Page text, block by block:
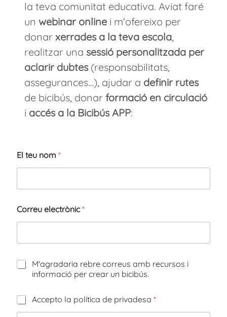
la teva comunitat educativa. Aviat faré
unwebinar online i m'ofereixo per
donarxerrades a la teva escola,
realitzar una sessió personalitzada per
aclarir dubtes(responsabilitats,
assegurances…), ajudar a definir rutes
de bicibús, donarformació en circulació
i accés a la Bicibús APP:
El teu nom *
Correu electrònic*
R
e
m
M'agradaria rebre correus amb recursos i
informació per crear un bicibús.
C
Accepto la política de privadesa *